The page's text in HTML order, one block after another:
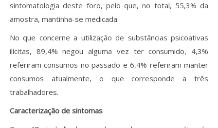
sintomatologia deste foro, pelo que, no total, 55,3% da
amostra, mantinha-se medicada.
No que concerne a utilização de substâncias psicoativas
ilícitas, 89,4% negou alguma vez ter consumido, 4,3%
referiram consumos no passado e 6,4% referiram manter
consumos atualmente, o que corresponde a três
trabalhadores.
Caracterização de sintomas